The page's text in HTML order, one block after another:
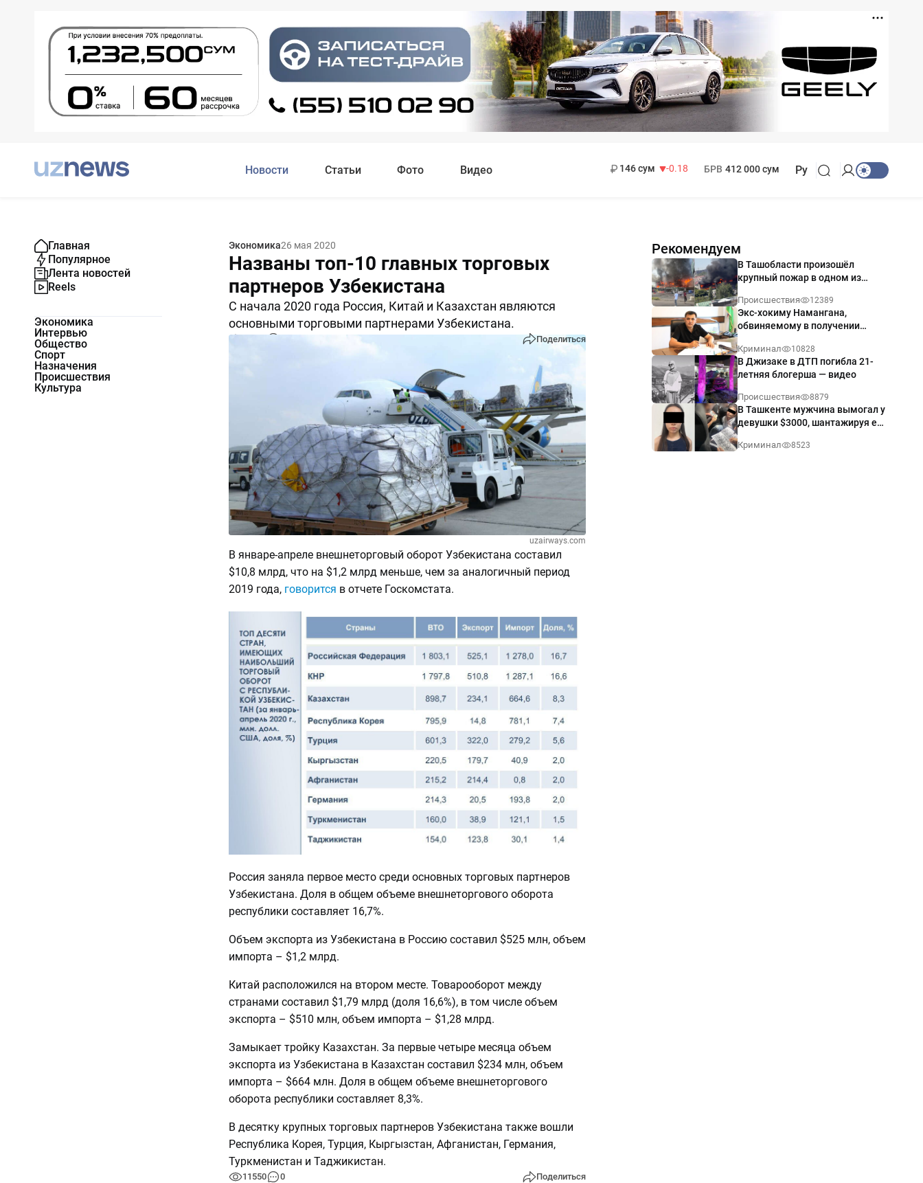
Новости Статьи Фото Видео
146 сум
-0.18
БРВ 412 000 сум Ру
Главная
Популярное
Лента новостей
Reels
Экономика
Интервью
Общество
Спорт
Назначения
Происшествия
Культура
Экономика26 мая 2020
Названы топ-10 главных торговых
партнеров Узбекистана
С начала 2020 года Россия, Китай и Казахстан являются
основными торговыми партнерами Узбекистана.
Поделиться
uzairways.com
В январе-апреле внешнеторговый оборот Узбекистана составил
$10,8 млрд, что на $1,2 млрд меньше, чем за аналогичный период
2019 года, говорится в отчете Госкомстата.
Россия заняла первое место среди основных торговых партнеров
Узбекистана. Доля в общем объеме внешнеторгового оборота
республики составляет 16,7%.
Объем экспорта из Узбекистана в Россию составил $525 млн, объем
импорта – $1,2 млрд.
Китай расположился на втором месте. Товарооборот между
странами составил $1,79 млрд (доля 16,6%), в том числе объем
экспорта – $510 млн, объем импорта – $1,28 млрд.
Замыкает тройку Казахстан. За первые четыре месяца объем
экспорта из Узбекистана в Казахстан составил $234 млн, объем
импорта – $664 млн. Доля в общем объеме внешнеторгового
оборота республики составляет 8,3%.
В десятку крупных торговых партнеров Узбекистана также вошли
Республика Корея, Турция, Кыргызстан, Афганистан, Германия,
Туркменистан и Таджикистан.
11550 0 Поделиться
Рекомендуем
В Ташобласти произошёл
крупный пожар в одном из
Происшествия 12389
Экс-хокиму Намангана,
обвиняемому в получении
приговор
Криминал 10828
В Джизаке в ДТП погибла 21-
летняя блогерша — видео
Происшествия 8879
В Ташкенте мужчина вымогал у
девушки $3000, шантажируя её
Криминал 8523